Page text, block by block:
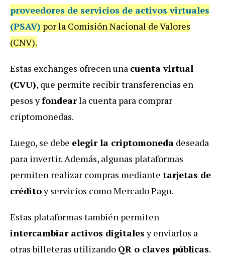
proveedores de servicios de activos virtuales
(PSAV) por la Comisión Nacional de Valores
(CNV).
Estas exchanges ofrecen una cuenta virtual
(CVU), que permite recibir transferencias en
pesos yfondearla cuenta para comprar
criptomonedas.
Luego, se debe elegir la criptomoneda deseada
para invertir. Además, algunas plataformas
permiten realizar compras mediante tarjetas de
créditoy servicios como Mercado Pago.
Estas plataformas también permiten
intercambiar activos digitalesy enviarlos a
otras billeteras utilizando QR o claves públicas.